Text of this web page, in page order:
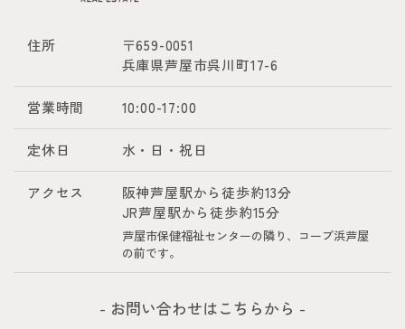
住所
〒659-0051
兵庫県芦屋市呉川町17-6
営業時間 10:00-17:00
定休日 水・日・祝日
アクセス
阪神芦屋駅から徒歩約13分
JR芦屋駅から徒歩約15分
芦屋市保健福祉センターの隣り、コープ浜芦屋
の前です。
- お問い合わせはこちらから -